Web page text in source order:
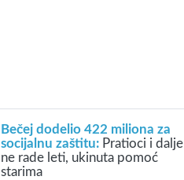
Bečej dodelio 422 miliona za
socijalnu zaštitu: Pratioci i dalje
ne rade leti, ukinuta pomoć
starima